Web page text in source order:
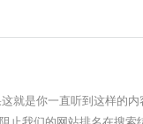
是你一直听到这样的